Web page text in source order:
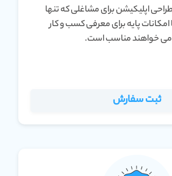
اپلیکیشن برای مشاغلی که تنها
پایه برای معرفی کسب و کار
خواهند مناسب است.
ثبت سفارش